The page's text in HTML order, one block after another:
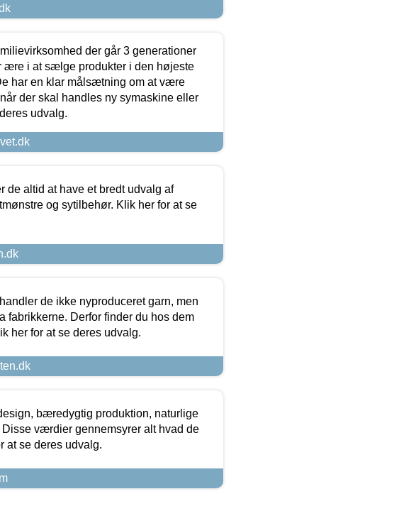
der går 3 generationer
ære i at sælge produkter i den højeste
har en klar målsætning om at være
der skal handles ny symaskine eller
udvalg.
de altid at have et bredt udvalg af
og sytilbehør. Klik her for at se
de ikke nyproduceret garn, men
fabrikkerne. Derfor finder du hos dem
her for at se deres udvalg.
bæredygtig produktion, naturlige
værdier gennemsyrer alt hvad de
at se deres udvalg.